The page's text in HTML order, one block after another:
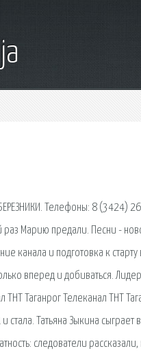
Телефоны: 8 (3424)
раз Марию предали. Песни -
канала и подготовка к
вперед и добиваться.
Таганрог Телеканал ТНТ
Татьяна Зыкина
следователи